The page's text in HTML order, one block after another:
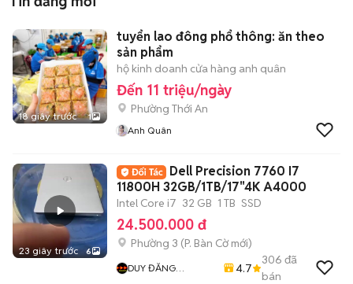
18 giây trước 1
tuyển lao đông phổ thông: ăn theo
sản phẩm
hộ kinh doanh cửa hàng anh quân
Đến 11 triệu/ngày
Phường Thới An
Anh Quân
23 giây trước 6
Dell Precision 7760 I7
11800H 32GB/1TB/17"4K A4000
Intel Core i7 32 GB 1 TB SSD
24.500.000 đ
Phường 3 (P. Bàn Cờmới)
DUY ĐĂNG
4.7
306 đã
bán